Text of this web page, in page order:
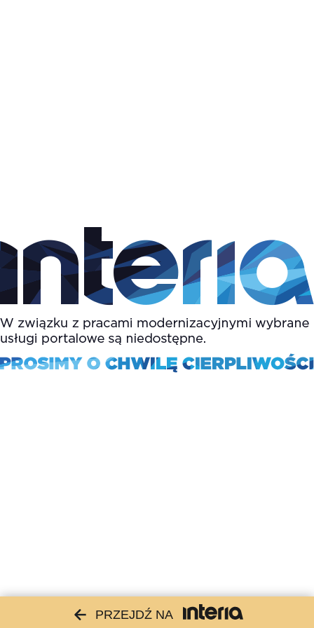
PRZEJDŹ NA